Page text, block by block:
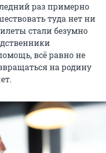
раз примерно
туда нет ни
стали безумно
всё равно не
на родину